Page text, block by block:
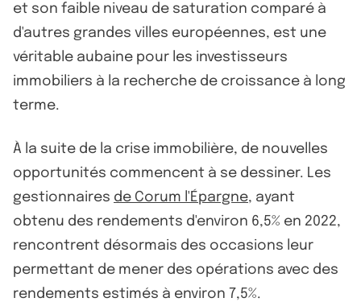
et son faible niveau de saturation comparé à
d'autres grandes villes européennes, est une
véritable aubaine pour les investisseurs
immobiliers à la recherche de croissance à long
terme.
À la suite de la crise immobilière, de nouvelles
opportunités commencent à se dessiner. Les
gestionnaires de Corum l'Épargne, ayant
obtenu des rendements d'environ 6,5% en 2022,
rencontrent désormais des occasions leur
permettant de mener des opérations avec des
rendements estimés à environ 7,5%.